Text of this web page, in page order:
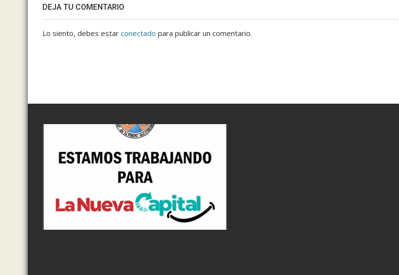
DEJA TU COMENTARIO
Lo siento, debes estar conectado para publicar un comentario.